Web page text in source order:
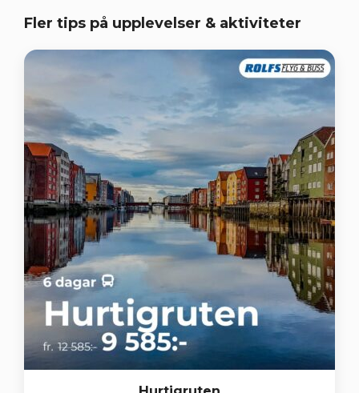
Fler tips på upplevelser & aktiviteter